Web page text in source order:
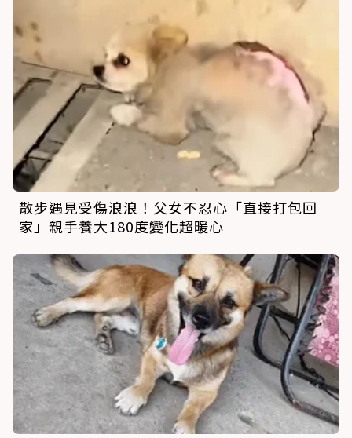
散步遇見受傷浪浪！父女不忍心「直接打包回
家」親手養大180度變化超暖心